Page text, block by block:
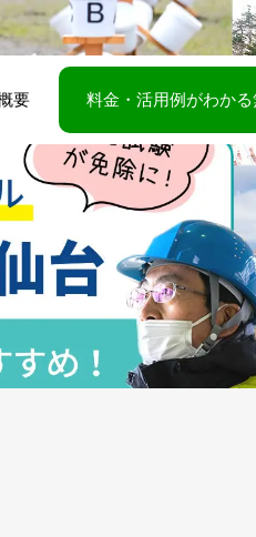
要 BLOG お問い合わせ
料金・活用例がわかる